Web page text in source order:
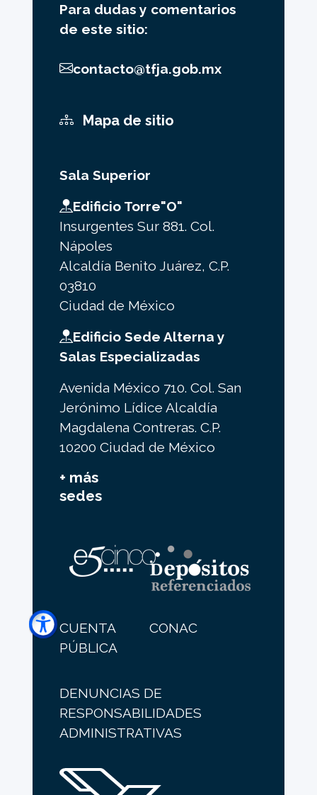
Para dudas y comentarios
de este sitio:
contacto@tfja.gob.mx
Mapa de sitio
Sala Superior
Edificio Torre"O"
Insurgentes Sur 881. Col.
Nápoles
Alcaldía Benito Juárez, C.P.
03810
Ciudad de México
Edificio Sede Alterna y
Salas Especializadas
Avenida México 710. Col. San
Jerónimo Lídice Alcaldía
Magdalena Contreras. C.P.
10200 Ciudad de México
+ más
sedes
CUENTA
PÚBLICA
CONAC
DENUNCIAS DE
RESPONSABILIDADES
ADMINISTRATIVAS